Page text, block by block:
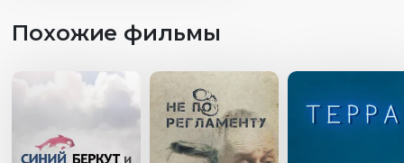
Похожие фильмы